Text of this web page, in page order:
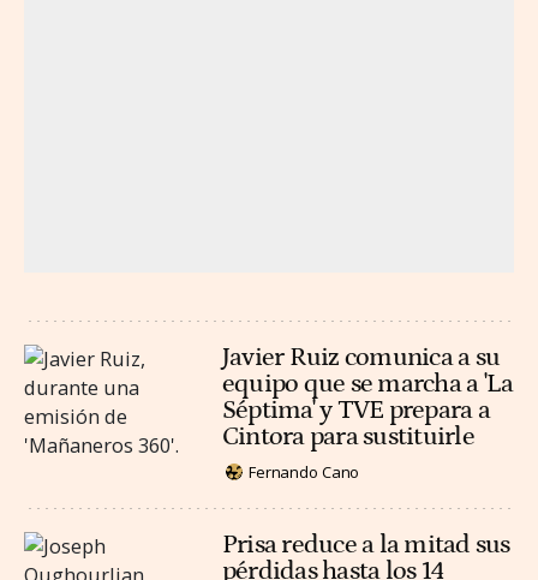
Javier Ruiz comunica a su
equipo que se marcha a 'La
Séptima' y TVE prepara a
Cintora para sustituirle
Fernando Cano
Prisa reduce a la mitad sus
pérdidas hasta los 14